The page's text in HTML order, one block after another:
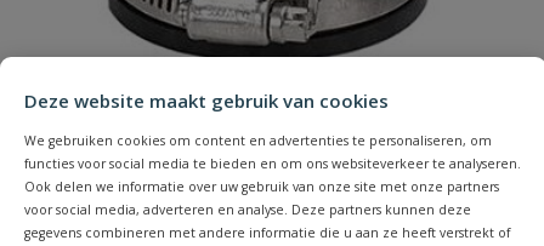
Deze website maakt gebruik van cookies
We gebruiken cookies om content en advertenties te personaliseren, om
functies voor social media te bieden en om ons websiteverkeer te analyseren.
Ook delen we informatie over uw gebruik van onze site met onze partners
voor social media, adverteren en analyse. Deze partners kunnen deze
gegevens combineren met andere informatie die u aan ze heeft verstrekt of
Beoordeling
Beoordeling versturen
Flexibele eindkap